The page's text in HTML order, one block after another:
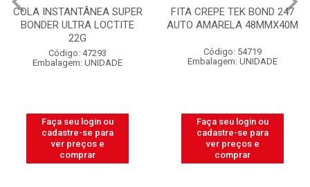
COLA INSTANTÂNEA SUPER
BONDER ULTRA LOCTITE
22G
Código: 47293
Embalagem: UNIDADE
Faça seu login ou
cadastre-se para
ver preços e
comprar
FITA CREPE TEK BOND 247
AUTO AMARELA 48MMX40M
Código: 54719
Embalagem: UNIDADE
Faça seu login ou
cadastre-se para
ver preços e
comprar